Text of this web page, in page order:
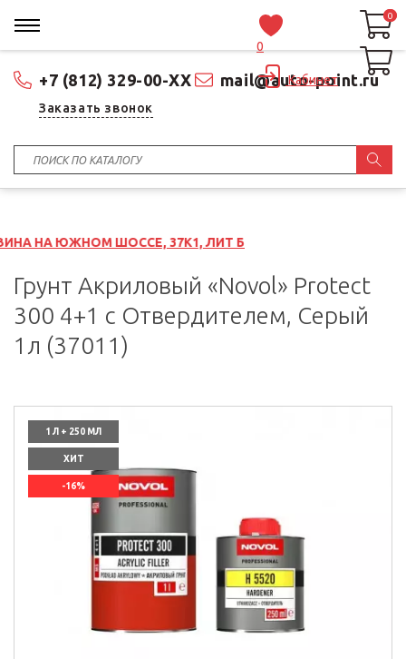
+7 (812) 329-00-XX mail@auto-point.ru
Заказать звонок
0
Кабинет
0
0
ШОССЕ, 37К1, ЛИТ Б
Грунт Акриловый «Novol» Protect
300 4+1 с Отвердителем, Серый
1л (37011)
1 Л + 250 МЛ
ХИТ
-16%